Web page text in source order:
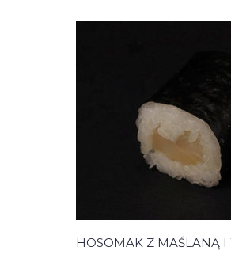
HOSOMAK Z MAŚLANĄ I